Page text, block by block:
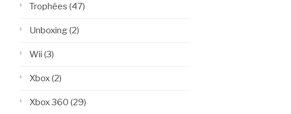
Trophées (47)
Unboxing(2)
Wii (3)
Xbox(2)
Xbox 360 (29)